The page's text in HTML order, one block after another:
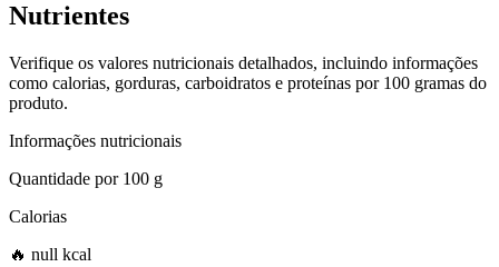
Nutrientes
Verifique os valores nutricionais detalhados, incluindo informações
como calorias, gorduras, carboidratos e proteínas por 100 gramas do
produto.
Informações nutricionais
Quantidade por100 g
Calorias
🔥 null kcal